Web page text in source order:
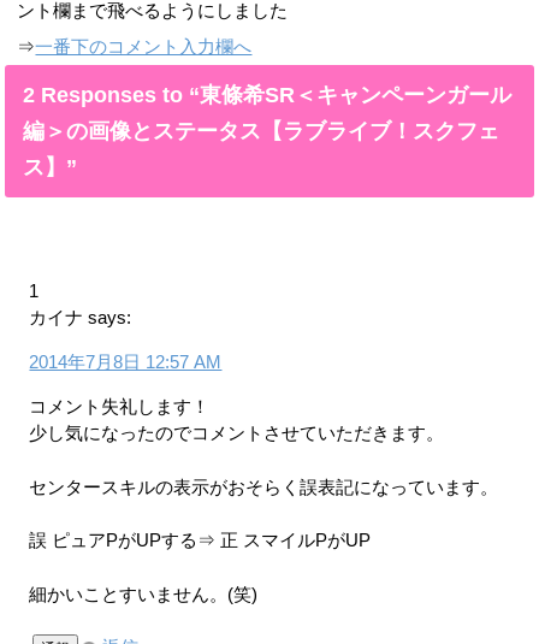
ント欄まで飛べるようにしました
⇒一番下のコメント入力欄へ
2 Responses to “東條希SR＜キャンペーンガール
編＞の画像とステータス【ラブライブ！スクフェ
ス】”
1
カイナ says:
2014年7月8日 12:57 AM
コメント失礼します！
少し気になったのでコメントさせていただきます。
センタースキルの表示がおそらく誤表記になっています。
誤 ピュアPがUPする⇒ 正 スマイルPがUP
細かいことすいません。(笑)